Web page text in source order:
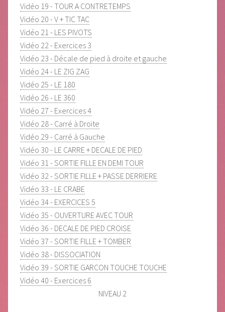
Vidéo 19 - TOUR A CONTRETEMPS
Vidéo 20 - V + TIC TAC
Vidéo 21 - LES PIVOTS
Vidéo 22 - Exercices 3
Vidéo 23 - Décale de pied à droite et gauche
Vidéo 24 - LE ZIG ZAG
Vidéo 25 - LE 180
Vidéo 26 - LE 360
Vidéo 27 - Exercices 4
Vidéo 28 - Carré à Droite
Vidéo 29 - Carré à Gauche
Vidéo 30 - LE CARRE + DECALE DE PIED
Vidéo 31 - SORTIE FILLE EN DEMI TOUR
Vidéo 32 - SORTIE FILLE + PASSE DERRIERE
Vidéo 33 - LE CRABE
Vidéo 34 - EXERCICES 5
Vidéo 35 - OUVERTURE AVEC TOUR
Vidéo 36 - DECALE DE PIED CROISE
Vidéo 37 - SORTIE FILLE + TOMBER
Vidéo 38 - DISSOCIATION
Vidéo 39 - SORTIE GARCON TOUCHE TOUCHE
Vidéo 40 - Exercices 6
NIVEAU 2